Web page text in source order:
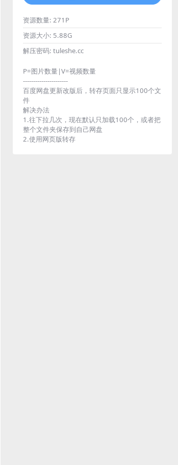
资源数量: 271P
资源大小: 5.88G
解压密码: tuleshe.cc
P=图片数量|V=视频数量
----------------------
百度网盘更新改版后，转存页面只显示100个文
件
解决办法
1.往下拉几次，现在默认只加载100个，或者把
整个文件夹保存到自己网盘
2.使用网页版转存